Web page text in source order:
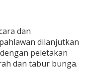
dan
dilanjutkan
peletakan
dan tabur bunga.